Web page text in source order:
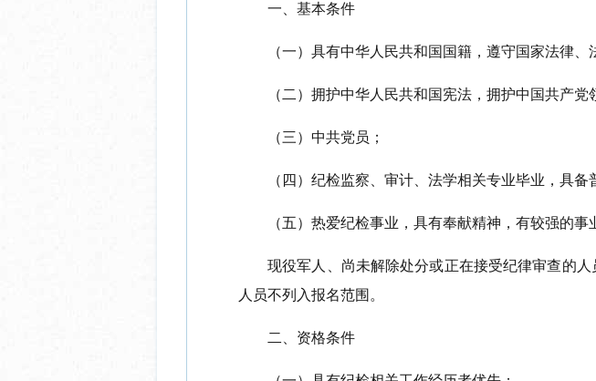
一、基本条件
（一） 具有中华人民共和国国籍，遵守国家法律、
（二） 拥护中华人民共和国宪法，拥护中国共产党
（三）中共党员 ；
（四） 纪检监察 、审计、法学相关专业毕业，具备
（五） 热爱纪检事业，具有奉献精神，有较强的事
现役军人、尚未解除处分或正在接受纪律审查的人
人员不列入报名范围。
二、资格条件